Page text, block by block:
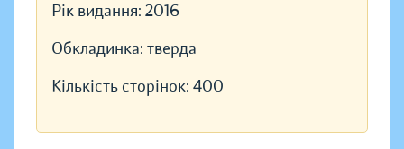
Рік видання: 2016
Обкладинка: тверда
Кількість сторінок: 400